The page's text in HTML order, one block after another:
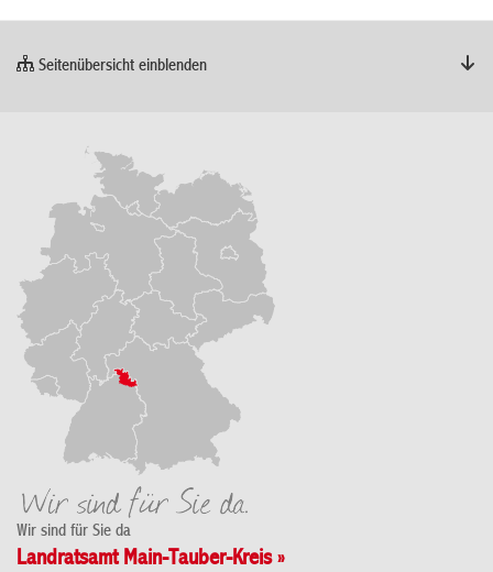
Seitenübersicht einblenden
Wir sind für Sie da
Landratsamt Main-Tauber-Kreis »